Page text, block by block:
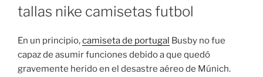
EL
tallas nike camisetas futbol
En un principio,camiseta de portugal Busby no fue
capaz de asumir funciones debido a que quedó
gravemente herido en el desastre aéreo de Múnich.